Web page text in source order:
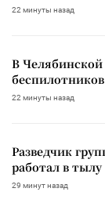
22 минуты назад
В Челябинской
беспилотников
22 минуты назад
Разведчик
работал в
29 минут назад